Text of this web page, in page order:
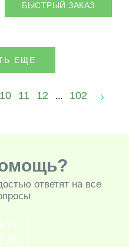
БЫСТРЫЙ ЗАКАЗ
ЕЩЕ
10 11 12 ... 102
ответят на все
91 11
46 11